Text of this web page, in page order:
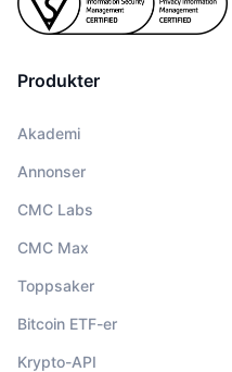
Produkter
Akademi
Annonser
CMC Labs
CMC Max
Toppsaker
Bitcoin ETF-er
Krypto-API